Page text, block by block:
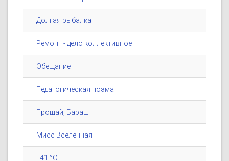
Долгая рыбалка
Ремонт - дело коллективное
Обещание
Педагогическая поэма
Прощай, Бараш
Мисс Вселенная
- 41 °C